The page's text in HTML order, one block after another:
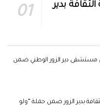
الثقافة بدير
في مستشفى دير الزور الوطني ضمن
الثقافة بدير الزور ضمن حملة “ولو